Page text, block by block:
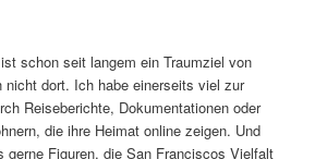
schon seit langem ein Traumziel von
nicht dort. Ich habe einerseits viel zur
Reiseberichte, Dokumentationen oder
die ihre Heimat online zeigen. Und
gerne Figuren, die San Franciscos Vielfalt